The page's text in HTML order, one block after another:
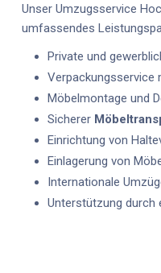
Unser Umzugsservice
umfassendes
Private und
Verpackungsservice
Möbelmontage und
Sicherer
Einrichtung von
Einlagerung von
Internationale
Unterstützung durch